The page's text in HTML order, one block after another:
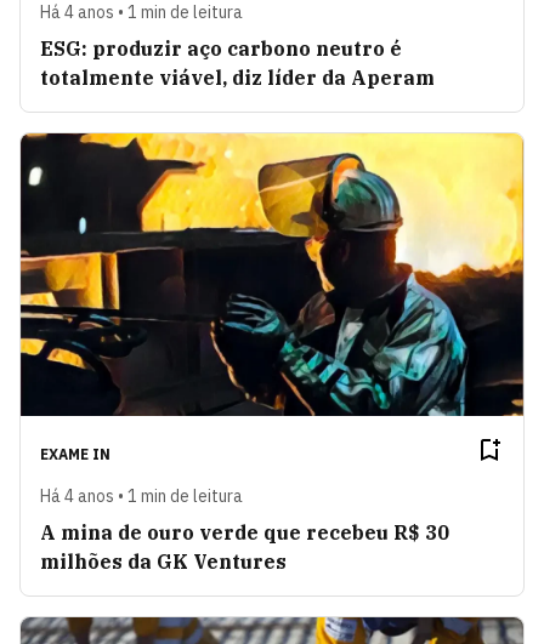
Há 4 anos • 1 min de leitura
ESG: produzir aço carbono neutro é
totalmente viável, diz líder da Aperam
EXAME IN
Há 4 anos • 1 min de leitura
A mina de ouro verde que recebeu R$ 30
milhões da GK Ventures